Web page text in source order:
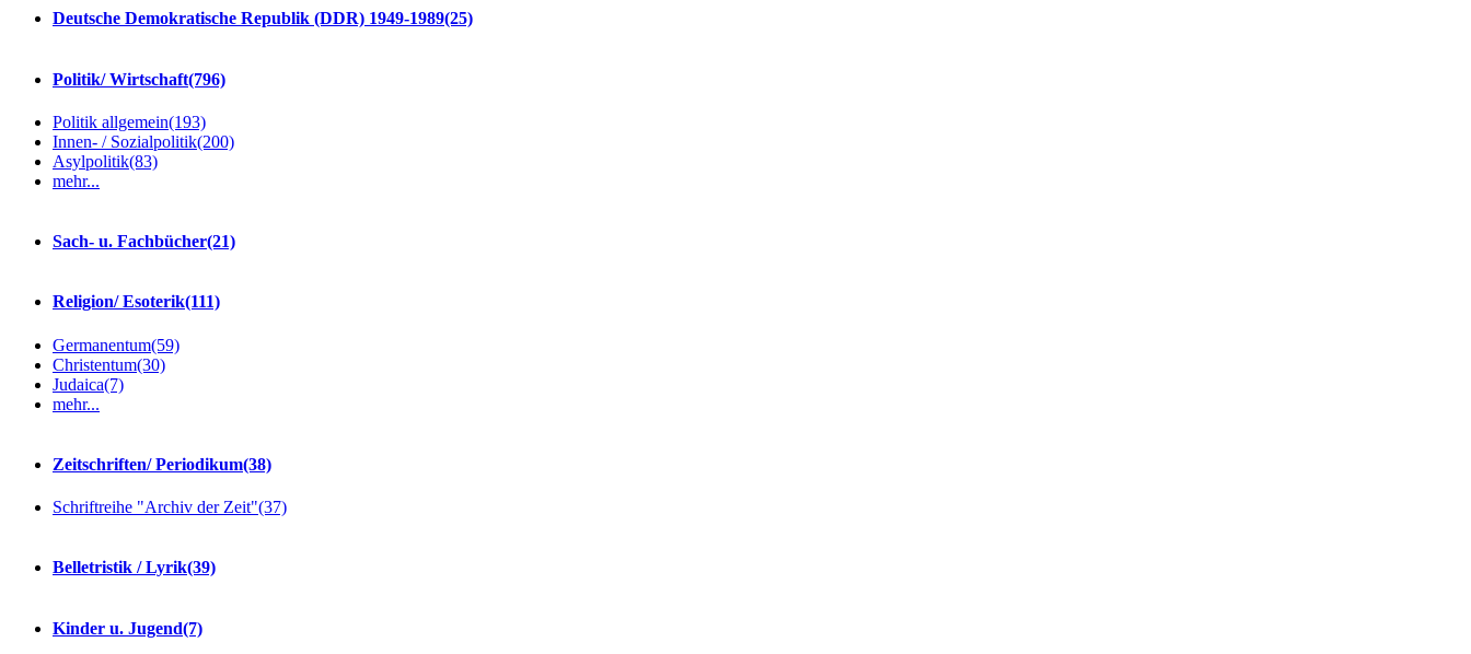
Deutsche Demokratische Republik (DDR) 1949-1989(25)
Politik/ Wirtschaft(796)
Politik allgemein(193)
Innen- / Sozialpolitik(200)
Asylpolitik(83)
mehr...
Sach- u. Fachbücher(21)
Religion/ Esoterik(111)
Germanentum(59)
Christentum(30)
Judaica(7)
mehr...
Zeitschriften/ Periodikum(38)
Schriftreihe "Archiv der Zeit"(37)
Belletristik / Lyrik(39)
Kinder u. Jugend(7)